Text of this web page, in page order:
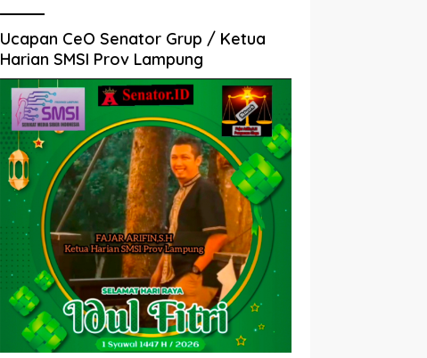
Ucapan CeO Senator Grup / Ketua
Harian SMSI Prov Lampung